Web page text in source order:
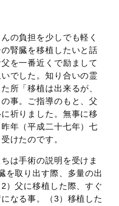
の負担を少しでも軽く
腎臓を移植したいと話
を一番近くで励まして
でした。知り合いの霊
所「移植は出来るが、
事。ご指導のもと、父
祈りました。無事に移
年（平成二十七年）七
けたのです。
は手術の説明を受けま
を取り出す際、多量の出
）父に移植した際、すぐ
なる事。（3）移植した